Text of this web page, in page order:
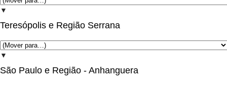
▼
Teresópolis e Região Serrana
▼
São Paulo e Região - Anhanguera